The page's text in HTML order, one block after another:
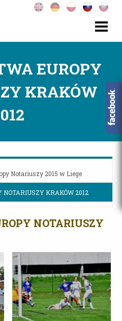
EUROPY
KRAKÓW
Notariuszy 2015 w Liege
NOTARIUSZY KRAKÓW 2012
NOTARIUSZY